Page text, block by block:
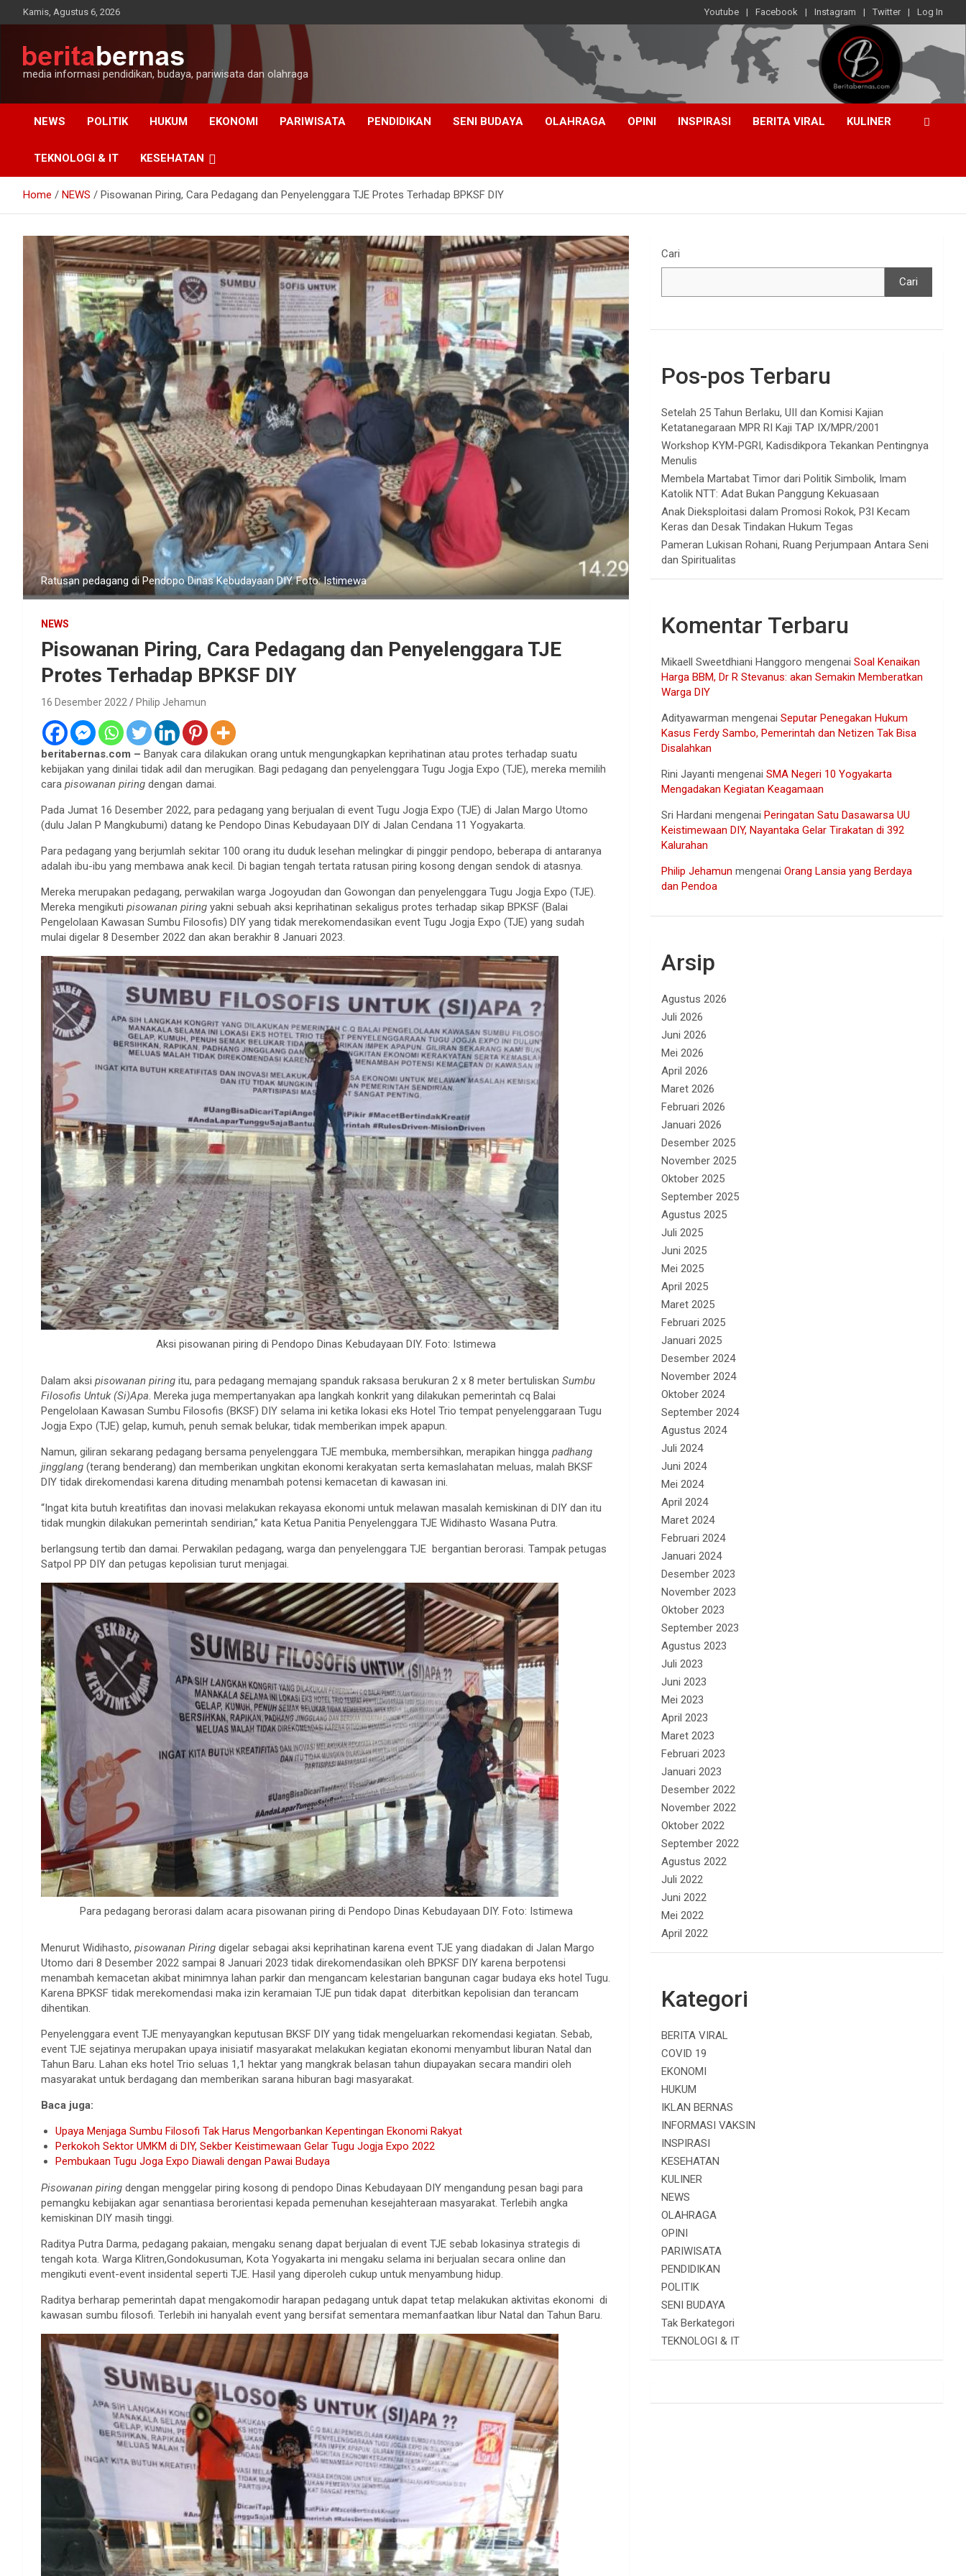
to
Kamis, Agustus 6, 2026 Youtube Facebook Instagram Twitter Log In
media informasi pendidikan, budaya, pariwisata dan olahraga
NEWS POLITIK HUKUM EKONOMI PARIWISATA PENDIDIKAN SENI BUDAYA OLAHRAGA OPINI INSPIRASI BERITA VIRAL KULINER
TEKNOLOGI & IT KESEHATAN
Home NEWS Pisowanan Piring, Cara Pedagang dan Penyelenggara TJE Protes Terhadap BPKSF DIY
Ratusan pedagang di Pendopo Dinas Kebudayaan DIY. Foto: Istimewa
NEWS
Pisowanan Piring, Cara Pedagang dan Penyelenggara TJE
Protes Terhadap BPKSF DIY
16 Desember 2022 Philip Jehamun
beritabernas.com – Banyak cara dilakukan orang untuk mengungkapkan keprihatinan atau protes terhadap suatu
kebijakan yang dinilai tidak adil dan merugikan. Bagi pedagang dan penyelenggara Tugu Jogja Expo (TJE), mereka memilih
cara pisowanan piring dengan damai.
Pada Jumat 16 Desember 2022, para pedagang yang berjualan di event Tugu Jogja Expo (TJE) di Jalan Margo Utomo
(dulu Jalan P Mangkubumi) datang ke Pendopo Dinas Kebudayaan DIY di Jalan Cendana 11 Yogyakarta.
Para pedagang yang berjumlah sekitar 100 orang itu duduk lesehan melingkar di pinggir pendopo, beberapa di antaranya
adalah ibu-ibu yang membawa anak kecil. Di bagian tengah tertata ratusan piring kosong dengan sendok di atasnya.
Mereka merupakan pedagang, perwakilan warga Jogoyudan dan Gowongan dan penyelenggara Tugu Jogja Expo (TJE).
Mereka mengikuti pisowanan piring yakni sebuah aksi keprihatinan sekaligus protes terhadap sikap BPKSF (Balai
Pengelolaan Kawasan Sumbu Filosofis) DIY yang tidak merekomendasikan event Tugu Jogja Expo (TJE) yang sudah
mulai digelar 8 Desember 2022 dan akan berakhir 8 Januari 2023.
Aksi pisowanan piring di Pendopo Dinas Kebudayaan DIY. Foto: Istimewa
Dalam aksi pisowanan piring itu, para pedagang memajang spanduk raksasa berukuran 2 x 8 meter bertuliskan Sumbu
Filosofis Untuk (Si)Apa. Mereka juga mempertanyakan apa langkah konkrit yang dilakukan pemerintah cq Balai
Pengelolaan Kawasan Sumbu Filosofis (BKSF) DIY selama ini ketika lokasi eks Hotel Trio tempat penyelenggaraan Tugu
Jogja Expo (TJE) gelap, kumuh, penuh semak belukar, tidak memberikan impek apapun.
Namun, giliran sekarang pedagang bersama penyelenggara TJE membuka, membersihkan, merapikan hingga padhang
jingglang (terang benderang) dan memberikan ungkitan ekonomi kerakyatan serta kemaslahatan meluas, malah BKSF
DIY tidak direkomendasi karena dituding menambah potensi kemacetan di kawasan ini.
“Ingat kita butuh kreatifitas dan inovasi melakukan rekayasa ekonomi untuk melawan masalah kemiskinan di DIY dan itu
tidak mungkin dilakukan pemerintah sendirian,” kata Ketua Panitia Penyelenggara TJE Widihasto Wasana Putra.
berlangsung tertib dan damai. Perwakilan pedagang, warga dan penyelenggara TJE bergantian berorasi. Tampak petugas
Satpol PP DIY dan petugas kepolisian turut menjagai.
Para pedagang berorasi dalam acara pisowanan piring di Pendopo Dinas Kebudayaan DIY. Foto: Istimewa
Menurut Widihasto, pisowanan Piring digelar sebagai aksi keprihatinan karena event TJE yang diadakan di Jalan Margo
Utomo dari 8 Desember 2022 sampai 8 Januari 2023 tidak direkomendasikan oleh BPKSF DIY karena berpotensi
menambah kemacetan akibat minimnya lahan parkir dan mengancam kelestarian bangunan cagar budaya eks hotel Tugu.
Karena BPKSF tidak merekomendasi maka izin keramaian TJE pun tidak dapat diterbitkan kepolisian dan terancam
dihentikan.
Penyelenggara event TJE menyayangkan keputusan BKSF DIY yang tidak mengeluarkan rekomendasi kegiatan. Sebab,
event TJE sejatinya merupakan upaya inisiatif masyarakat melakukan kegiatan ekonomi menyambut liburan Natal dan
Tahun Baru. Lahan eks hotel Trio seluas 1,1 hektar yang mangkrak belasan tahun diupayakan secara mandiri oleh
masyarakat untuk berdagang dan memberikan sarana hiburan bagi masyarakat.
Baca juga:
Upaya Menjaga Sumbu Filosofi Tak Harus Mengorbankan Kepentingan Ekonomi Rakyat
Perkokoh Sektor UMKM di DIY, Sekber Keistimewaan Gelar Tugu Jogja Expo 2022
Pembukaan Tugu Joga Expo Diawali dengan Pawai Budaya
Pisowanan piring dengan menggelar piring kosong di pendopo Dinas Kebudayaan DIY mengandung pesan bagi para
pemangku kebijakan agar senantiasa berorientasi kepada pemenuhan kesejahteraan masyarakat. Terlebih angka
kemiskinan DIY masih tinggi.
Raditya Putra Darma, pedagang pakaian, mengaku senang dapat berjualan di event TJE sebab lokasinya strategis di
tengah kota. Warga Klitren,Gondokusuman, Kota Yogyakarta ini mengaku selama ini berjualan secara online dan
mengikuti event-event insidental seperti TJE. Hasil yang diperoleh cukup untuk menyambung hidup.
Raditya berharap pemerintah dapat mengakomodir harapan pedagang untuk dapat tetap melakukan aktivitas ekonomi di
kawasan sumbu filosofi. Terlebih ini hanyalah event yang bersifat sementara memanfaatkan libur Natal dan Tahun Baru.
Cari
Cari
Pos-pos Terbaru
Setelah 25 Tahun Berlaku, UII dan Komisi Kajian
Ketatanegaraan MPR RI Kaji TAP IX/MPR/2001
Workshop KYM-PGRI, Kadisdikpora Tekankan Pentingnya
Menulis
Membela Martabat Timor dari Politik Simbolik, Imam
Katolik NTT: Adat Bukan Panggung Kekuasaan
Anak Dieksploitasi dalam Promosi Rokok, P3I Kecam
Keras dan Desak Tindakan Hukum Tegas
Pameran Lukisan Rohani, Ruang Perjumpaan Antara Seni
dan Spiritualitas
Komentar Terbaru
Mikaell Sweetdhiani Hanggoro mengenaiSoal Kenaikan
Harga BBM, Dr R Stevanus: akan Semakin Memberatkan
Warga DIY
Adityawarman mengenaiSeputar Penegakan Hukum
Kasus Ferdy Sambo, Pemerintah dan Netizen Tak Bisa
Disalahkan
Rini Jayanti mengenaiSMA Negeri 10 Yogyakarta
Mengadakan Kegiatan Keagamaan
Sri Hardani mengenaiPeringatan Satu Dasawarsa UU
Keistimewaan DIY, Nayantaka Gelar Tirakatan di 392
Kalurahan
Philip Jehamun mengenaiOrang Lansia yang Berdaya
dan Pendoa
Arsip
Agustus 2026
Juli 2026
Juni 2026
Mei 2026
April 2026
Maret 2026
Februari 2026
Januari 2026
Desember 2025
November 2025
Oktober 2025
September 2025
Agustus 2025
Juli 2025
Juni 2025
Mei 2025
April 2025
Maret 2025
Februari 2025
Januari 2025
Desember 2024
November 2024
Oktober 2024
September 2024
Agustus 2024
Juli 2024
Juni 2024
Mei 2024
April 2024
Maret 2024
Februari 2024
Januari 2024
Desember 2023
November 2023
Oktober 2023
September 2023
Agustus 2023
Juli 2023
Juni 2023
Mei 2023
April 2023
Maret 2023
Februari 2023
Januari 2023
Desember 2022
November 2022
Oktober 2022
September 2022
Agustus 2022
Juli 2022
Juni 2022
Mei 2022
April 2022
Kategori
BERITA VIRAL
COVID 19
EKONOMI
HUKUM
IKLAN BERNAS
INFORMASI VAKSIN
INSPIRASI
KESEHATAN
KULINER
NEWS
OLAHRAGA
OPINI
PARIWISATA
PENDIDIKAN
POLITIK
SENI BUDAYA
Tak Berkategori
TEKNOLOGI & IT